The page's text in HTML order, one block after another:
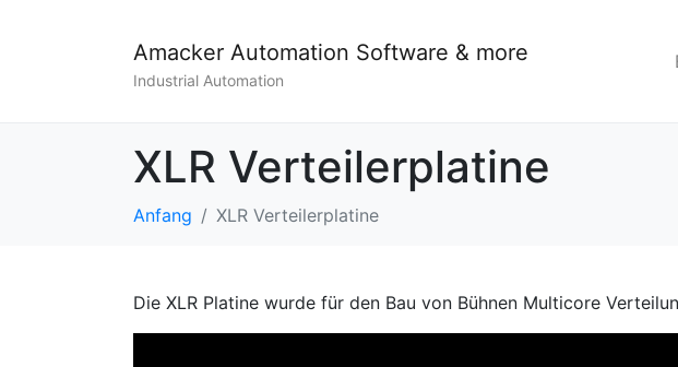
Amacker Automation Software & more
Industrial Automation
XLR Verteilerplatine
Anfang XLR Verteilerplatine
Die XLR Platine wurde für den Bau von Bühnen Multicore